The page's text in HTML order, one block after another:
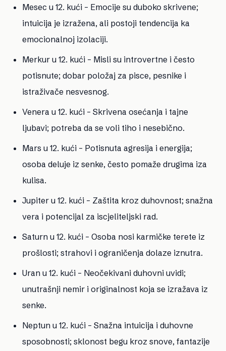
Mesec u 12. kući – Emocije su duboko skrivene;
intuicija je izražena, ali postoji tendencija ka
emocionalnoj izolaciji.
Merkur u 12. kući – Misli su introvertne i često
potisnute; dobar položaj za pisce, pesnike i
istraživače nesvesnog.
Venera u 12. kući – Skrivena osećanja i tajne
ljubavi; potreba da se voli tiho i nesebično.
Mars u 12. kući – Potisnuta agresija i energija;
osoba deluje iz senke, često pomaže drugima iza
kulisa.
Jupiter u 12. kući – Zaštita kroz duhovnost; snažna
vera i potencijal za iscjeliteljski rad.
Saturn u 12. kući – Osoba nosi karmičke terete iz
prošlosti; strahovi i ograničenja dolaze iznutra.
Uran u 12. kući – Neočekivani duhovni uvidi;
unutrašnji nemir i originalnost koja se izražava iz
senke.
Neptun u 12. kući – Snažna intuicija i duhovne
sposobnosti; sklonost begu kroz snove, fantazije